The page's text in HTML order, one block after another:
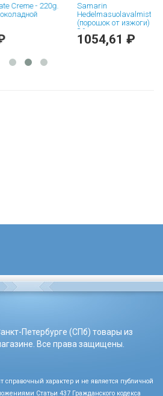
- 220g.
Samarin
Hedelmasuolavalmiste
(порошок от изжоги) саше -
36 шт
1054,61 ₽
Петербурге (СПб) товары из
Все права защищены.
справочный характер и не является публичной
Статьи 437 Гражданского кодекса